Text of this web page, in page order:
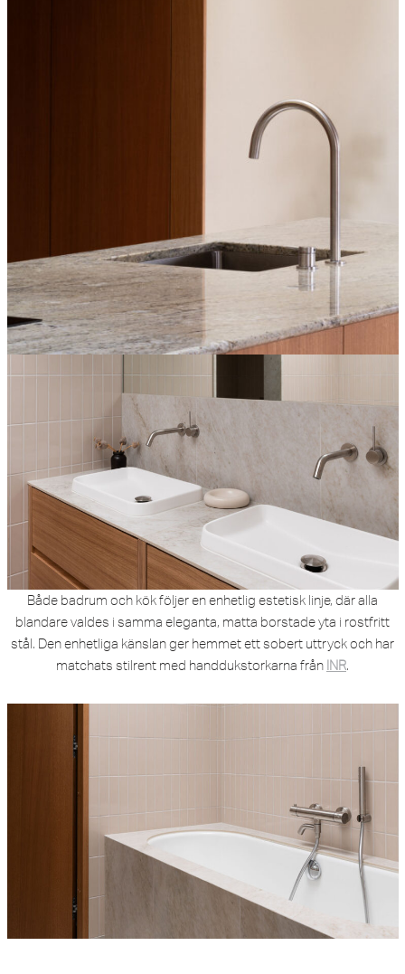
Både badrum och kök följer en enhetlig estetisk linje, där alla
blandare valdes i samma eleganta, matta borstade yta i rostfritt
stål. Den enhetliga känslan ger hemmet ett sobert uttryck och har
matchats stilrent med handdukstorkarna från INR.